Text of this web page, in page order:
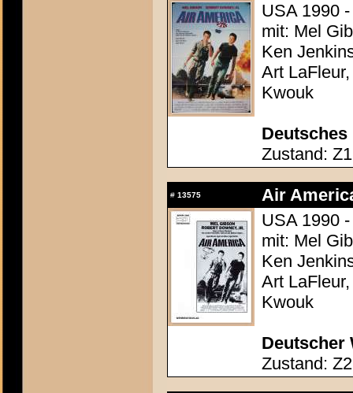
USA 1990
mit: Mel
Ken
Art
Kwouk
Deutsches
Zustand:
# 13575
Air
USA 1990
mit: Mel
Ken
Art
Kwouk
Deutscher
Zustand: Z2